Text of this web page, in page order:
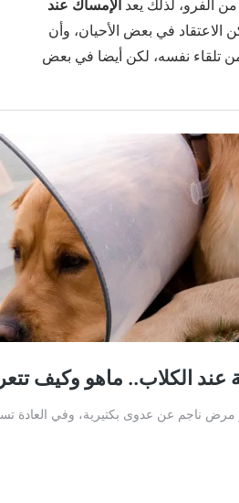
الفرو، لذلك يعد الإمساك عند
الاعتقاد في بعض الأحيان، وأن
تلقاء نفسه، لكن أيضا في بعض